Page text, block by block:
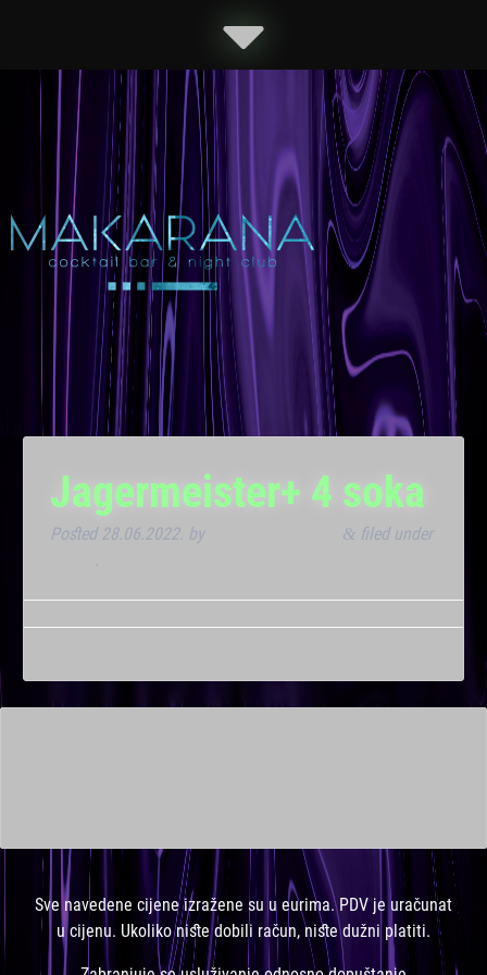
Jagermeister+ 4 soka
Posted28.06.2022. by & filed under
.
Sve navedene cijene izražene su u eurima. PDV je uračunat
u cijenu. Ukoliko niste dobili račun, niste dužni platiti.